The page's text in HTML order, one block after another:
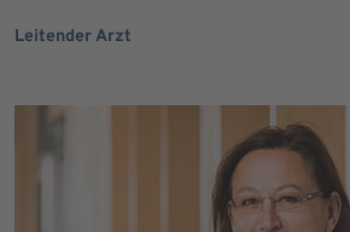
Leitender Arzt